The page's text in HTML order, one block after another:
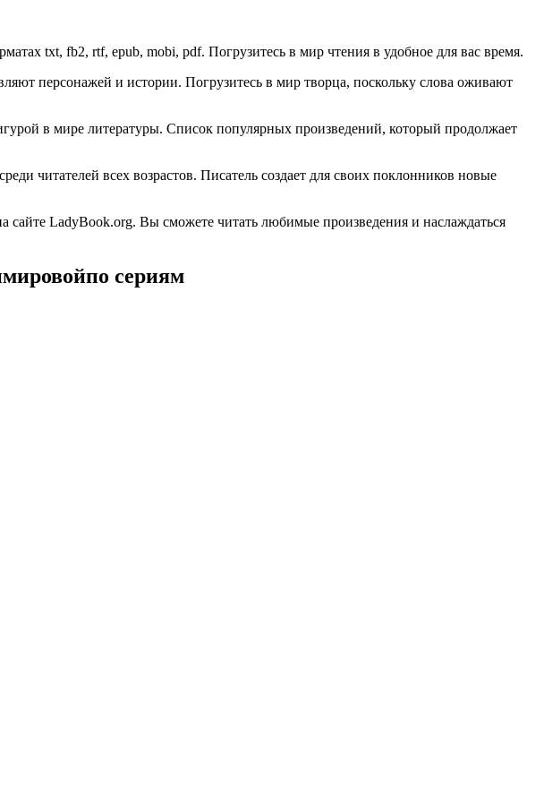
txt, fb2, rtf, epub, mobi, pdf. Погрузитесь в мир чтения в удобное для вас время.
персонажей и истории. Погрузитесь в мир творца, поскольку слова оживают
в мире литературы. Список популярных произведений, который продолжает
читателей всех возрастов. Писатель создает для своих поклонников новые
LadyBook.org. Вы сможете читать любимые произведения и наслаждаться
сериям